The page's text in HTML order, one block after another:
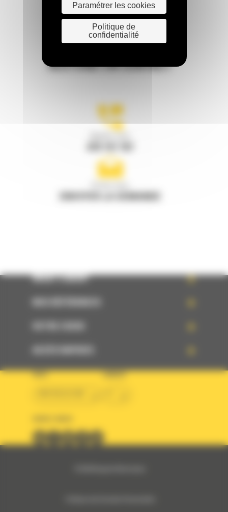
RESTONS EN CONTACT
WHAT’S NEW?
PAYS LANGUE
Paramétrer les cookies
Politique de
confidentialité